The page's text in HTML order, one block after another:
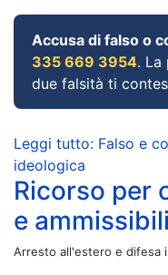
Accusa di falso o
335 669 3954. La
due falsità ti
Leggi tutto: Falso e
ideologica
Ricorso per
e
Arresto all'estero e difesa